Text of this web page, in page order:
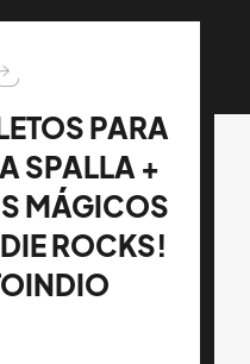
PARA
SPALLA +
MÁGICOS
ROCKS!